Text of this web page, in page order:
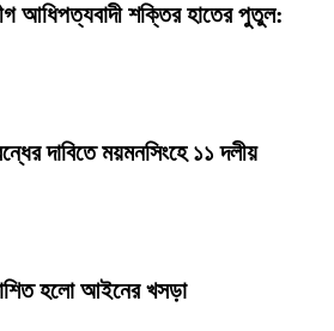
আধিপত্যবাদী শক্তির হাতের পুতুল:
দাবিতে ময়মনসিংহে ১১ দলীয়
হলো আইনের খসড়া